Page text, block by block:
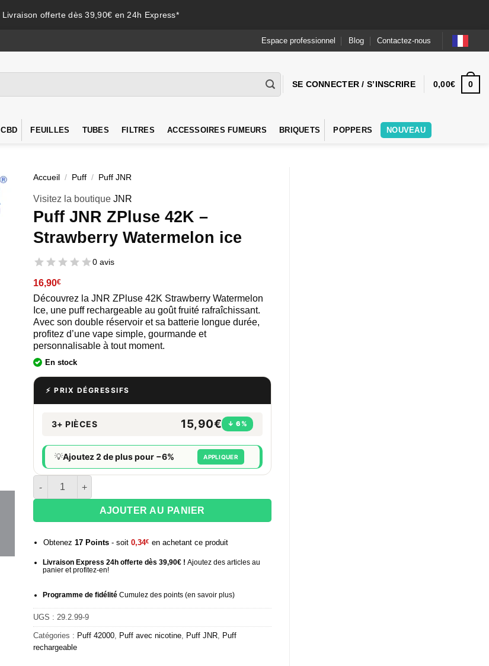
Livraison offerte dès 39,90€ en 24h Express*
Espace professionnel Blog Contactez-nous
SE CONNECTER / S’INSCRIRE 0,00€ 0
CBD FEUILLES TUBES FILTRES ACCESSOIRES FUMEURS BRIQUETS POPPERS NOUVEAU
Accueil / Puff / Puff JNR
Visitez la boutique JNR
Puff JNR ZPluse 42K –
Strawberry Watermelon ice
0 avis
16,90€
Découvrez la JNR ZPluse 42K Strawberry Watermelon
Ice, une puff rechargeable au goût fruité rafraîchissant.
Avec son double réservoir et sa batterie longue durée,
profitez d’une vape simple, gourmande et
personnalisable à tout moment.
En stock
⚡ PRIX DÉGRESSIFS
3+ PIÈCES 15,90€ ↓ 6%
💡Ajoutez 2 de plus pour −6% APPLIQUER
quantité de Puff JNR ZPluse 42K – Strawberry Watermelon ice
AJOUTER AU PANIER
Obtenez 17Points- soit 0,34€ en achetant ce produit
Livraison Express 24h offerte dès 39,90€ ! Ajoutez des articles au
panier et profitez-en!
Programme de fidélitéCumulez des points (en savoir plus)
UGS : 29.2.99-9
Catégories : Puff 42000, Puff avec nicotine, Puff JNR, Puff
rechargeable